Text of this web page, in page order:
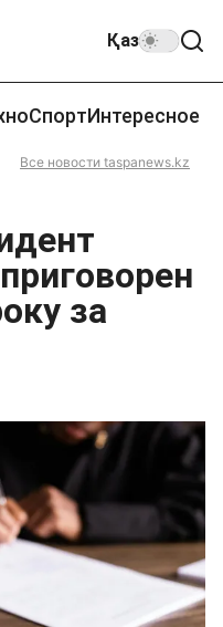
Қаз
СпортИнтересное
Все новости taspanews.kz
за